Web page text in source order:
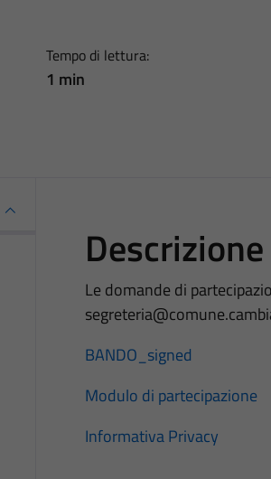
Tempo di lettura:
1 min
Descrizione
Le domande di
BANDO_signed
Modulo di partecipazione
Informativa Privacy